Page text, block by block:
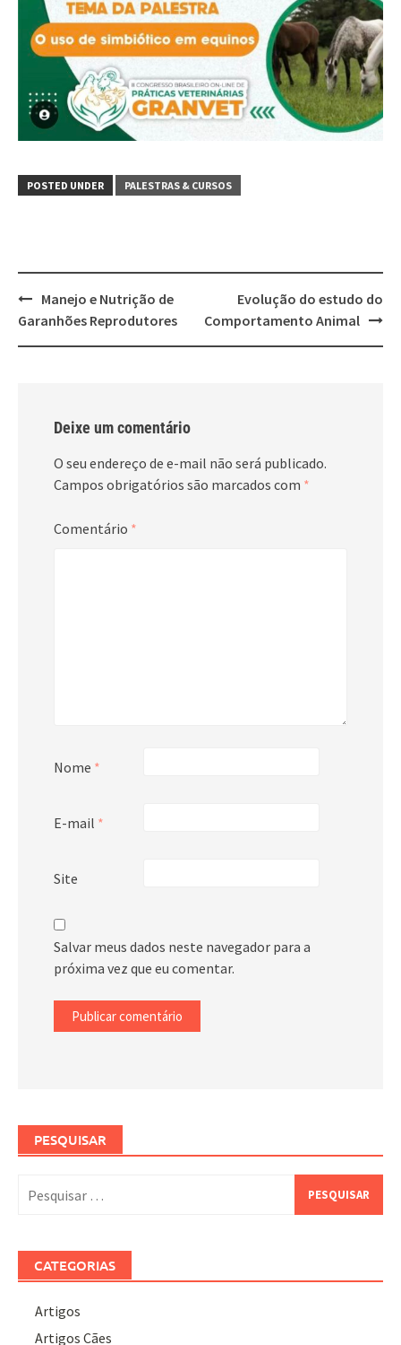
POSTED UNDER PALESTRAS & CURSOS
Post
navigation
Manejo e Nutrição de
Garanhões Reprodutores
Evolução do estudo do
Comportamento Animal
Deixe um comentário
O seu endereço de e-mail não será publicado.
Campos obrigatórios são marcados com *
Comentário *
Nome *
E-mail *
Site
Salvar meus dados neste navegador para a
próxima vez que eu comentar.
PESQUISAR
por:
CATEGORIAS
Artigos
Artigos Cães